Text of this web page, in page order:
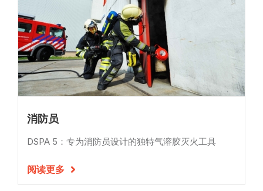
消防员
DSPA 5：专为消防员设计的独特气溶胶灭火工具
阅读更多 